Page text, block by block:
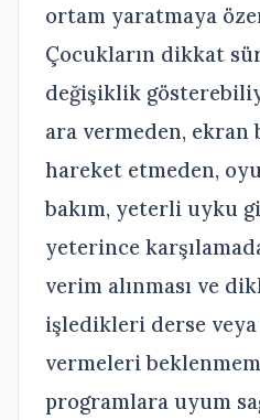
ortam yaratmaya
Çocukların dikkat
değişiklik
ara vermeden, ekran
hareket etmeden,
bakım, yeterli uyku
yeterince
verim alınması ve
işledikleri derse
vermeleri
programlara uyum